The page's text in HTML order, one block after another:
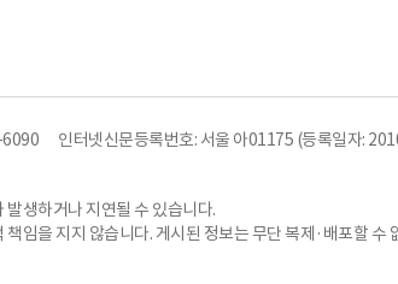
6090 인터넷신문등록번호: 서울 아01175 (등록일자:
생하거나 지연될 수 있습니다.
임을 지지 않습니다. 게시된 정보는 무단 복제·배포할 수